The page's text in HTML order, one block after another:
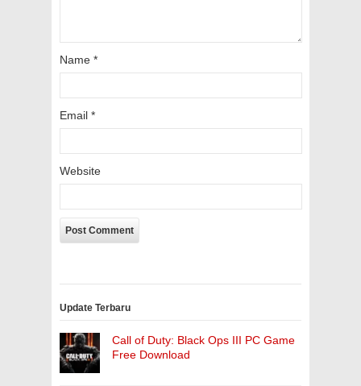
Name *
Email *
Website
Update Terbaru
Call of Duty: Black Ops III PC Game
Free Download